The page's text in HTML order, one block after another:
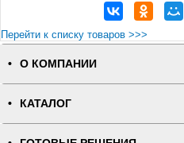
Перейти к списку товаров >>>
О КОМПАНИИ
КАТАЛОГ